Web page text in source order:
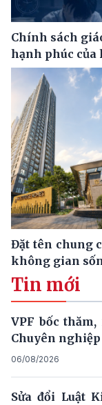
Chính sách
hạnh phúc của
Đặt tên chung
không gian
Tin mới
VPF bốc
Chuyên nghiệp
06/08/2026
Sửa đổi Luật